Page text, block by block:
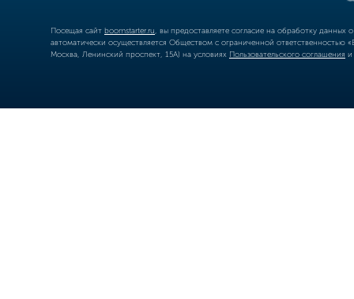
Посещая сайт boomstarter.ru , вы предоставляете согласие на обработку
автоматически осуществляется Обществом с ограниченной
Москва, Ленинский проспект, 15А) на условиях Пользовательского соглашения и